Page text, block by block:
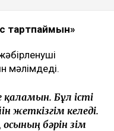
тартпаймын»
мәлімдеді.
Бұл істі
жеткізгім келеді.
бәрін өзім